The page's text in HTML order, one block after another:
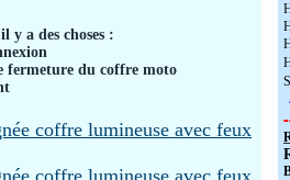
y a des choses :
fermeture du coffre moto